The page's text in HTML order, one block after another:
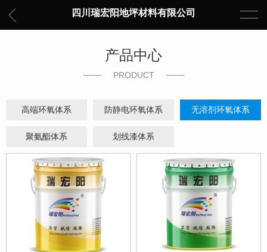
四川瑞宏阳地坪材料有限公司
产品中心
PRODUCT
高端环氧体系 防静电环氧体系 无溶剂环氧体系
聚氨酯体系 划线漆体系